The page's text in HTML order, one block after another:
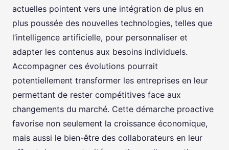
actuelles pointent vers une intégration de plus en
plus poussée des nouvelles technologies, telles que
l’intelligence artificielle, pour personnaliser et
adapter les contenus aux besoins individuels.
Accompagner ces évolutions pourrait
potentiellement transformer les entreprises en leur
permettant de rester compétitives face aux
changements du marché. Cette démarche proactive
favorise non seulement la croissance économique,
mais aussi le bien-être des collaborateurs en leur